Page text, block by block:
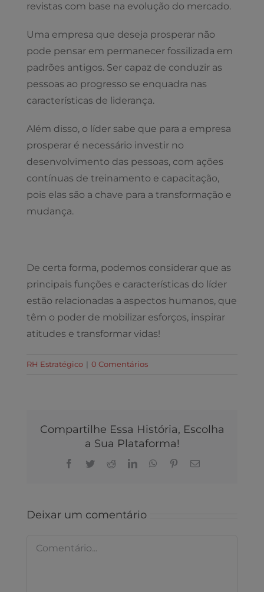
revistas com base na evolução do mercado.
Uma empresa que deseja prosperar não
pode pensar em permanecer fossilizada em
padrões antigos. Ser capaz de conduzir as
pessoas ao progresso se enquadra nas
características de liderança.
Além disso, o líder sabe que para a empresa
prosperar é necessário investir no
desenvolvimento das pessoas, com ações
contínuas de treinamento e capacitação,
pois elas são a chave para a transformação e
mudança.
De certa forma, podemos considerar que as
principais funções e características do líder
estão relacionadas a aspectos humanos, que
têm o poder de mobilizar esforços, inspirar
atitudes e transformar vidas!
RH Estratégico | 0 Comentários
Compartilhe Essa História, Escolha
a Sua Plataforma!
Facebook
TwitterRedditLinkedInWhatsApp
Pinterest
E-
Deixar um comentário
Comentário